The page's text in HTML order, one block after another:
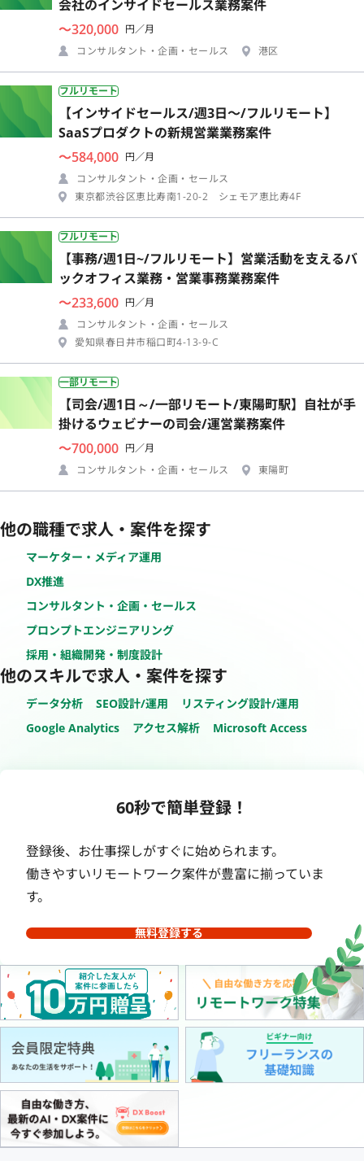
会社のインサイドセールス業務案件
〜320,000 円／月
コンサルタント・企画・セールス
港区
フルリモート
【インサイドセールス/週3日〜/フルリモート】
SaaSプロダクトの新規営業業務案件
〜584,000 円／月
コンサルタント・企画・セールス
東京都渋谷区恵比寿南1-20-2 シェモア恵比寿4F
フルリモート
【事務/週1日~/フルリモート】営業活動を支えるバ
ックオフィス業務・営業事務業務案件
〜233,600 円／月
コンサルタント・企画・セールス
愛知県春日井市稲口町4-13-9-C
一部リモート
【司会/週1日～/一部リモート/東陽町駅】自社が手
掛けるウェビナーの司会/運営業務案件
〜700,000 円／月
コンサルタント・企画・セールス
東陽町
他の職種で求人・案件を探す
マーケター・メディア運用
DX推進
コンサルタント・企画・セールス
プロンプトエンジニアリング
採用・組織開発・制度設計
他のスキルで求人・案件を探す
データ分析 SEO設計/運用
リスティング設計/運用
Google Analytics
アクセス解析 Microsoft Access
60秒で簡単登録！
登録後、お仕事探しがすぐに始められます。
働きやすいリモートワーク案件が豊富に揃っていま
す。
無料登録する